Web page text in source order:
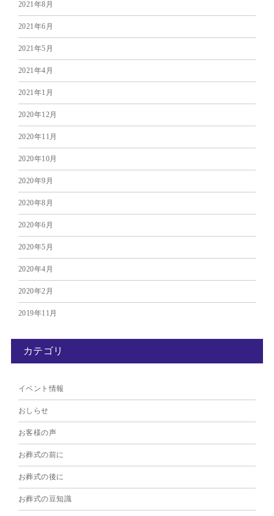
2021年8月
2021年6月
2021年5月
2021年4月
2021年1月
2020年12月
2020年11月
2020年10月
2020年9月
2020年8月
2020年6月
2020年5月
2020年4月
2020年2月
2019年11月
カテゴリ
イベント情報
おしらせ
お客様の声
お葬式の前に
お葬式の後に
お葬式の豆知識